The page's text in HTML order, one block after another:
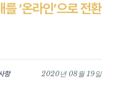
‘온라인’으로 전환
2020년 08월 19일
항